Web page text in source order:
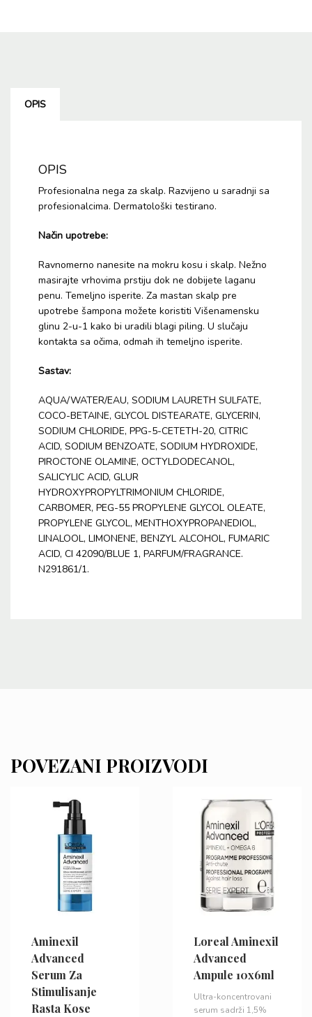
količina
OPIS
OPIS
Profesionalna nega za skalp. Razvijeno u saradnji sa
profesionalcima. Dermatološki testirano.
Način upotrebe:
Ravnomerno nanesite na mokru kosu i skalp. Nežno
masirajte vrhovima prstiju dok ne dobijete laganu
penu. Temeljno isperite. Za mastan skalp pre
upotrebe šampona možete koristiti Višenamensku
glinu 2-u-1 kako bi uradili blagi piling. U slučaju
kontakta sa očima, odmah ih temeljno isperite.
Sastav:
AQUA/WATER/EAU, SODIUM LAURETH SULFATE,
COCO-BETAINE, GLYCOL DISTEARATE, GLYCERIN,
SODIUM CHLORIDE, PPG-5-CETETH-20, CITRIC
ACID, SODIUM BENZOATE, SODIUM HYDROXIDE,
PIROCTONE OLAMINE, OCTYLDODECANOL,
SALICYLIC ACID, GLUR
HYDROXYPROPYLTRIMONIUM CHLORIDE,
CARBOMER, PEG-55 PROPYLENE GLYCOL OLEATE,
PROPYLENE GLYCOL, MENTHOXYPROPANEDIOL,
LINALOOL, LIMONENE, BENZYL ALCOHOL, FUMARIC
ACID, CI 42090/BLUE 1, PARFUM/FRAGRANCE.
N291861/1.
POVEZANI PROIZVODI
Aminexil
Advanced
Serum Za
Stimulisanje
Rasta Kose
Loreal Aminexil
Advanced
Ampule 10x6ml
Ultra-koncentrovani
serum sadrži 1,5%